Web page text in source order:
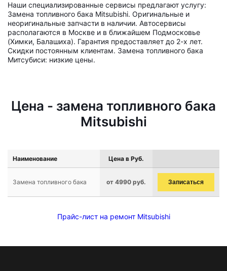
Наши специализированные сервисы предлагают услугу:
Замена топливного бака Mitsubishi. Оригинальные и
неоригинальные запчасти в наличии. Автосервисы
располагаются в Москве и в ближайшем Подмосковье
(Химки, Балашиха). Гарантия предоставляет до 2-х лет.
Скидки постоянным клиентам. Замена топливного бака
Митсубиси: низкие цены.
Цена - замена топливного бака
Mitsubishi
Наименование Цена в Руб.
Замена топливного бака от 4990 руб. Записаться
Прайс-лист на ремонт Mitsubishi